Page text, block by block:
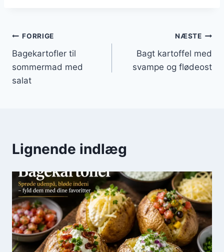
Indlægsnavigation
FORRIGE
Bagekartofler til
sommermad med
salat
NÆSTE
Bagt kartoffel med
svampe og flødeost
Lignende indlæg